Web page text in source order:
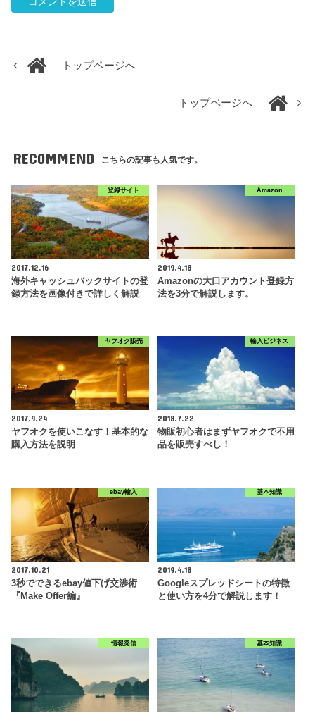
トップページへ
トップページへ
RECOMMEND こちらの記事も人気です。
登録サイト
2017.12.16
海外キャッシュバックサイトの登
録方法を画像付きで詳しく解説
Amazon
2019.4.18
Amazonの大口アカウント登録方
法を3分で解説します。
ヤフオク販売
2017.9.24
ヤフオクを使いこなす！基本的な
購入方法を説明
輸入ビジネス
2018.7.22
物販初心者はまずヤフオクで不用
品を販売すべし！
ebay輸入
2017.10.21
3秒でできるebay値下げ交渉術
『Make Offer編』
基本知識
2019.4.18
Googleスプレッドシートの特徴
と使い方を4分で解説します！
情報発信 基本知識